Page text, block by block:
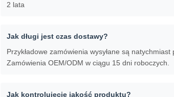
2 lata
Jak długi jest czas dostawy?
Przykładowe zamówienia wysyłane są
Zamówienia OEM/ODM w ciągu 15 dni roboczych.
Jak kontrolujecie jakość produktu?